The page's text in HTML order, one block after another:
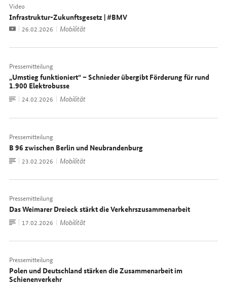
Video
Infrastruktur-Zukunftsgesetz | #BMV
VideoDatum:
26.02.2026 Mobilität
Pressemitteilung
„Umstieg funktioniert“ – Schnieder übergibt Förderung für rund
1.900 Elektrobusse
Zum
Dokument
Datum:
24.02.2026 Mobilität
Pressemitteilung
B 96 zwischen Berlin und Neubrandenburg
Zum
Dokument
Datum:
23.02.2026 Mobilität
Pressemitteilung
Das Weimarer Dreieck stärkt die Verkehrszusammenarbeit
Zum
Dokument
Datum:
17.02.2026 Mobilität
Pressemitteilung
Polen und Deutschland stärken die Zusammenarbeit im
Schienenverkehr